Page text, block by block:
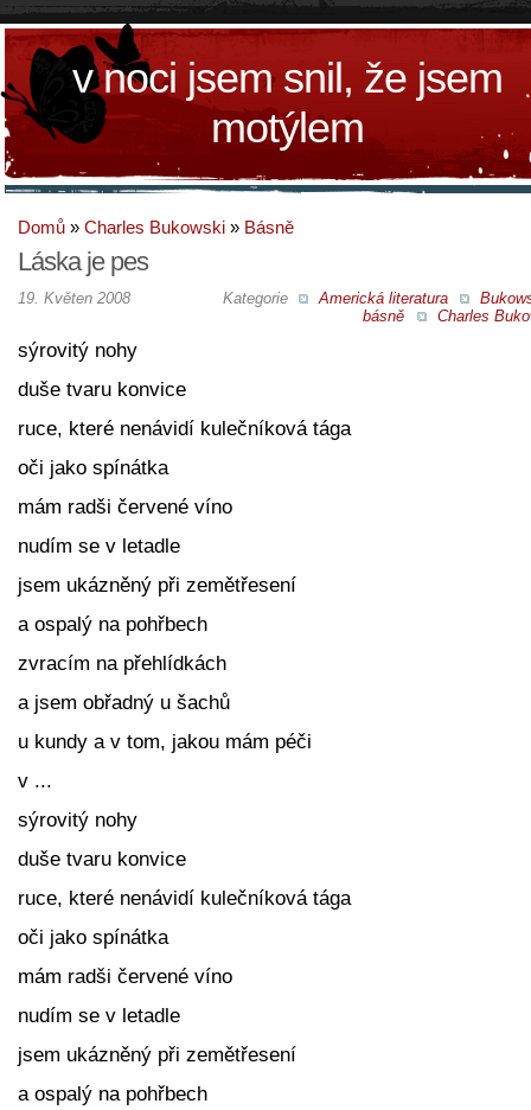
v noci jsem snil, že jsem
motýlem
Domů » Charles Bukowski » Básně
Láska je pes
Kategorie Americká literatura
básně
Charles
19. Květen 2008
sýrovitý nohy
duše tvaru konvice
ruce, které nenávidí kulečníková tága
oči jako spínátka
mám radši červené víno
nudím se v letadle
jsem ukázněný při zemětřesení
a ospalý na pohřbech
zvracím na přehlídkách
a jsem obřadný u šachů
u kundy a v tom, jakou mám péči
v ...
sýrovitý nohy
duše tvaru konvice
ruce, které nenávidí kulečníková tága
oči jako spínátka
mám radši červené víno
nudím se v letadle
jsem ukázněný při zemětřesení
a ospalý na pohřbech